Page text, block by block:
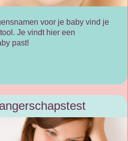
voor je baby vind je
Je vindt hier een
past!